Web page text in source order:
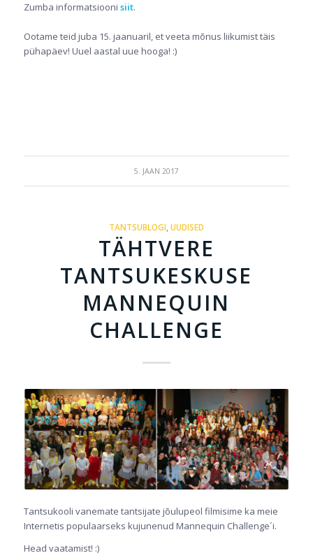
Zumba informatsiooni siit.
Ootame teid juba 15. jaanuaril, et veeta mõnus liikumist täis
pühapäev! Uuel aastal uue hooga! :)
5. JAAN 2017
TANTSUBLOGI UUDISED
TÄHTVERE
TANTSUKESKUSE
MANNEQUIN
CHALLENGE
Tantsukooli vanemate tantsijate jõulupeol filmisime ka meie
Internetis populaarseks kujunenud Mannequin Challenge´i.
Head vaatamist! :)